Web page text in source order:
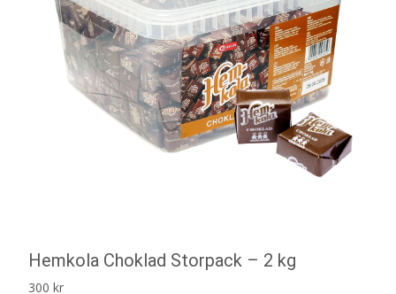
Hemkola Choklad Storpack – 2 kg
300 kr